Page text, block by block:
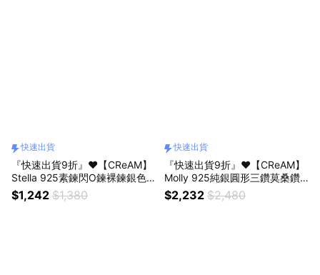
快速出貨
『快速出貨9折』❤️【CReAM】
Stella 925素鍊閃O鍊裸鍊銀色
女項鍊頸鍊項鏈#禮盒 #浪漫送
禮 #生日禮盒 #情人禮物 #生日
$1,242 $1,380
快速出貨
『快速出貨9折』❤️【CReAM】
Molly 925純銀圓形三鑽莫桑鑽
石鑽飾亮鑽銀色女項鍊 項鏈 項
鏈#禮盒 #浪漫送禮 #生日禮盒 #
$2,232 $2,480